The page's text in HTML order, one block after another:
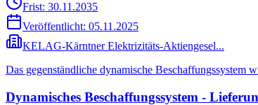
Frist: 30.11.2035
Veröffentlicht: 05.11.2025
KELAG-Kärntner Elektrizitäts-Aktiengesel...
Das gegenständliche dynamische Beschaffungssystem
Dynamisches Beschaffungssystem -